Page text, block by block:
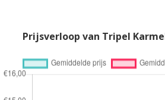
Prijsverloop van Tripel